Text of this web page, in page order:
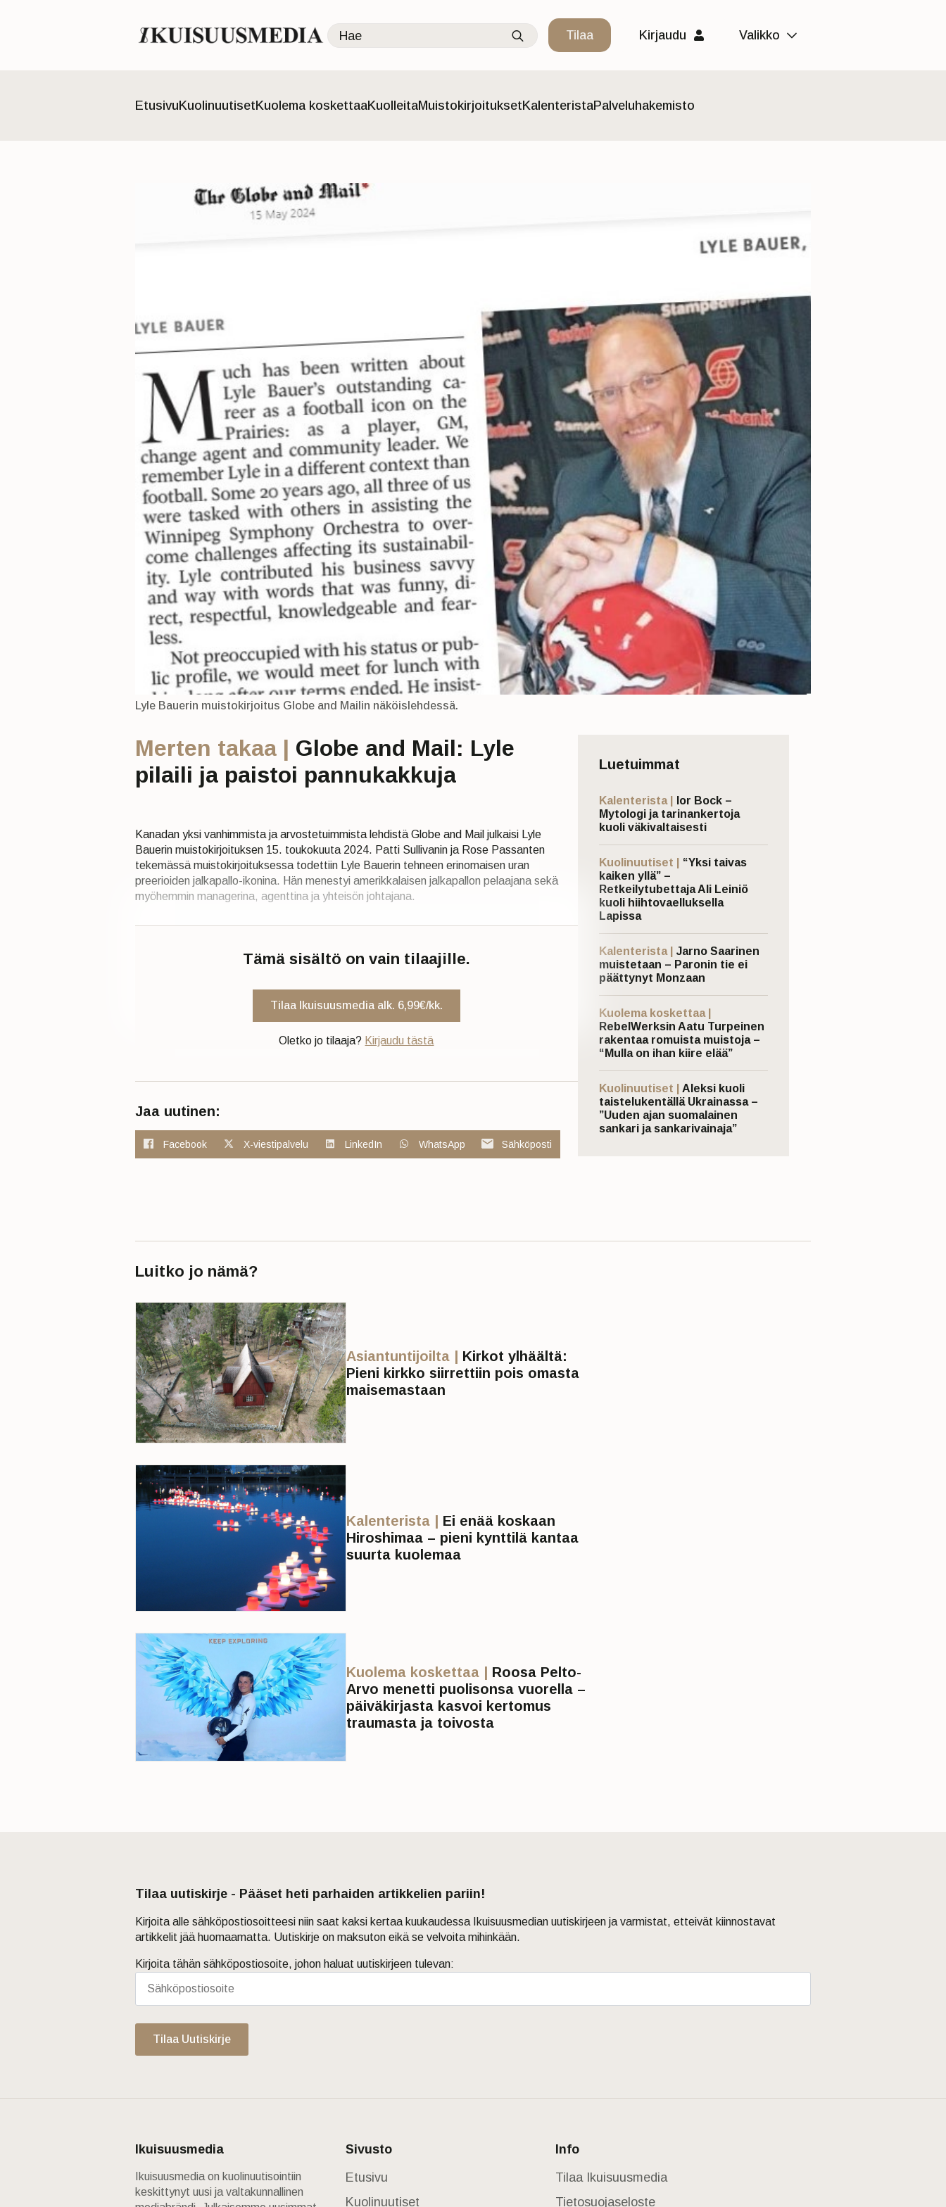
Search
for:
Tilaa Kirjaudu Valikko
Etusivu KuolinuutisetKuolema koskettaaKuolleitaMuistokirjoituksetKalenteristaPalveluhakemisto
Lyle Bauerin muistokirjoitus Globe and Mailin näköislehdessä.
Merten takaa | Globe and Mail: Lyle
pilaili ja paistoi pannukakkuja
Kanadan yksi vanhimmista ja arvostetuimmista lehdistä Globe and Mail julkaisi Lyle
Bauerin muistokirjoituksen 15. toukokuuta 2024. Patti Sullivanin ja Rose Passanten
tekemässä muistokirjoituksessa todettiin Lyle Bauerin tehneen erinomaisen uran
preerioiden jalkapallo-ikonina. Hän menestyi amerikkalaisen jalkapallon pelaajana sekä
myöhemmin managerina, agenttina ja yhteisön johtajana.
Tämä sisältö on vain tilaajille.
Tilaa Ikuisuusmedia alk. 6,99€/kk.
Oletko jo tilaaja? Kirjaudu tästä
Jaa uutinen:
Facebook X-viestipalvelu LinkedIn WhatsApp Sähköposti
Luetuimmat
Kalenterista |
Ior Bock –
Mytologi ja tarinankertoja
kuoli väkivaltaisesti
Kuolinuutiset |
“Yksi taivas
kaiken yllä” –
Retkeilytubettaja Ali Leiniö
kuoli hiihtovaelluksella
Lapissa
Kalenterista |
Jarno Saarinen
muistetaan – Paronin tie ei
päättynyt Monzaan
Kuolema koskettaa |
RebelWerksin Aatu Turpeinen
rakentaa romuista muistoja –
“Mulla on ihan kiire elää”
Kuolinuutiset |
Aleksi kuoli
taistelukentällä Ukrainassa –
”Uuden ajan suomalainen
sankari ja sankarivainaja”
Luitko jo nämä?
Asiantuntijoilta | Kirkot ylhäältä:
Pieni kirkko siirrettiin pois omasta
maisemastaan
Kalenterista | Ei enää koskaan
Hiroshimaa – pieni kynttilä kantaa
suurta kuolemaa
Kuolema koskettaa | Roosa Pelto-
Arvo menetti puolisonsa vuorella –
päiväkirjasta kasvoi kertomus
traumasta ja toivosta
Tilaa uutiskirje - Pääset heti parhaiden artikkelien pariin!
Kirjoita alle sähköpostiosoitteesi niin saat kaksi kertaa kuukaudessa Ikuisuusmedian uutiskirjeen ja varmistat, etteivät kiinnostavat
artikkelit jää huomaamatta. Uutiskirje on maksuton eikä se velvoita mihinkään.
Kirjoita tähän sähköpostiosoite, johon haluat uutiskirjeen tulevan:
Tilaa Uutiskirje
Ikuisuusmedia
Ikuisuusmedia on kuolinuutisointiin
keskittynyt uusi ja valtakunnallinen
Sivusto
Etusivu
Kuolinuutiset
Info
Tilaa Ikuisuusmedia
Tietosuojaseloste